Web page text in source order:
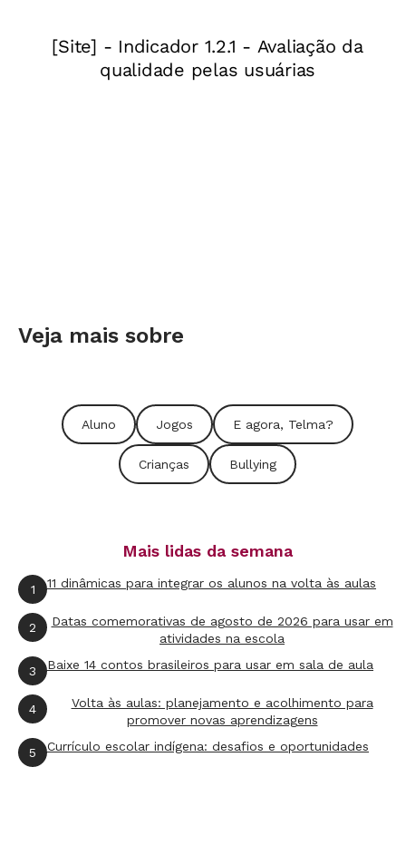
Veja mais sobre
Aluno Jogos E agora, Telma?
Crianças Bullying
Mais lidas da semana
1 11 dinâmicas para integrar os alunos na volta às aulas
2
Datas comemorativas de agosto de 2026 para usar em
atividades na escola
3 Baixe 14 contos brasileiros para usar em sala de aula
4
Volta às aulas: planejamento e acolhimento para
promover novas aprendizagens
5 Currículo escolar indígena: desafios e oportunidades